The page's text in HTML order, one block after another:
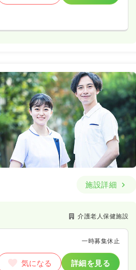
施設詳細
介護老人保健施設
一時募集休止
気になる 詳細を見る